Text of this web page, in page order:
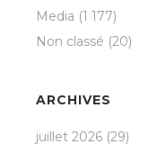
Media (1 177)
Non classé (20)
ARCHIVES
juillet 2026 (29)